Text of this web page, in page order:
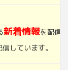
新着情報を配信
信しています。